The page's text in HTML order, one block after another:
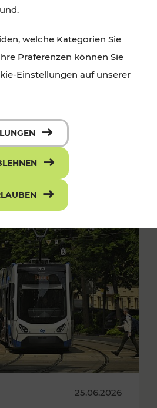
25.06.2026
welche Kategorien Sie
Präferenzen können Sie
Einstellungen auf unserer